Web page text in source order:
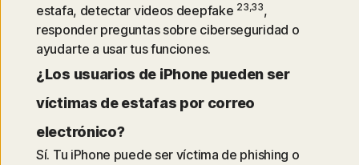
estafa, detectar videos deepfake 23,33,
responder preguntas sobre ciberseguridad o
ayudarte a usar tus funciones.
¿Los usuarios de iPhone pueden ser
víctimas de estafas por correo
electrónico?
Sí. Tu iPhone puede ser víctima de phishing o